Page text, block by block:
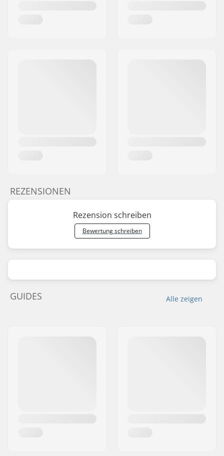
REZENSIONEN
Rezension schreiben
Bewertung schreiben
Alle zeigen
GUIDES